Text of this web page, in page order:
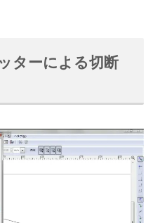
ターによる切断